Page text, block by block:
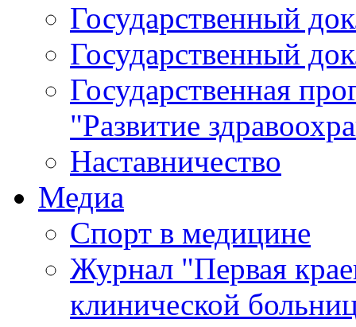
Государственный
Государственный
Государственная
"Развитие
Наставничество
Медиа
Спорт в медицине
Журнал "Первая
клинической